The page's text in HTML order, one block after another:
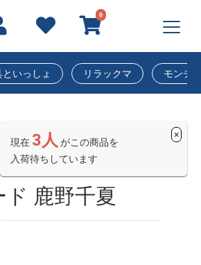
0
といっしょ リラックマ モンチ
現在 3人 がこの商品を
入荷待ちしています
×
ド 鹿野千夏